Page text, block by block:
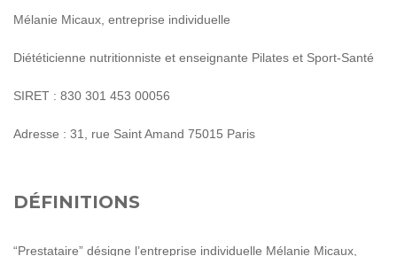
Mélanie Micaux, entreprise individuelle
Diététicienne nutritionniste et enseignante Pilates et Sport-Santé
SIRET : 830 301 453 00056
Adresse : 31, rue Saint Amand 75015 Paris
DÉFINITIONS
“Prestataire” désigne l’entreprise individuelle Mélanie Micaux,